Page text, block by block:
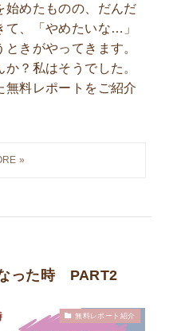
始めたものの、だんだ
て、「やめたいな…」
きがやってきます。
？私はそうでした。
無料レポートをご紹介
った時 PART2
無料レポート紹介